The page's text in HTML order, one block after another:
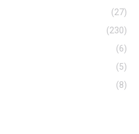
(27)
(230)
(6)
(5)
(8)